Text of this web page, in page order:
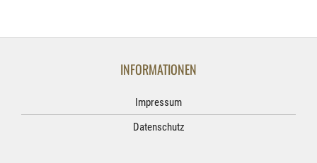
INFORMATIONEN
Impressum
Datenschutz